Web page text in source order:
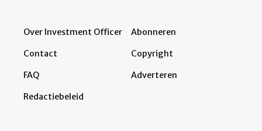
Over Investment Officer
Contact
FAQ
Redactiebeleid
Abonneren
Copyright
Adverteren